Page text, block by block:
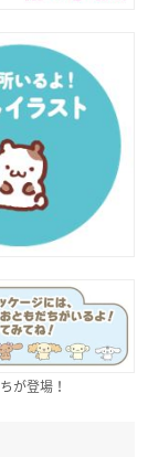
が登場！